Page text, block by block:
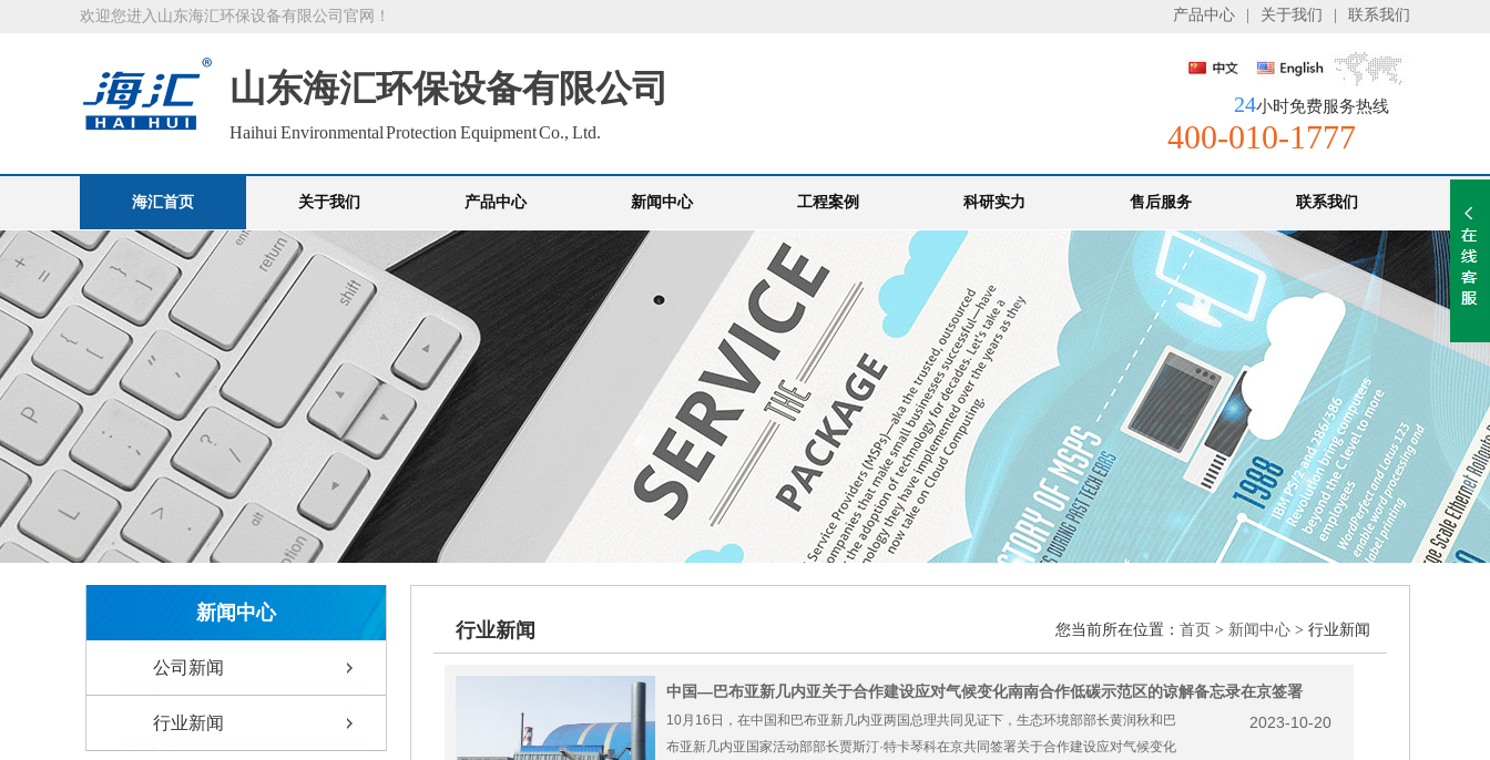
欢迎您进入山东海汇环保设备有限公司官网！ 产品中心 关于我们 联系我们
山东海汇环保设备有限公司
Haihui Environmental Protection Equipment Co., Ltd.
24小时免费服务热线
400-010-1777
海汇首页 关于我们 产品中心 新闻中心 工程案例 科研实力 售后服务 联系我们
新闻中心
公司新闻
行业新闻
行业新闻 您当前所在位置： 首页 > 新闻中心 > 行业新闻
中国—巴布亚新几内亚关于合作建设应对气候变化南南合作低碳示范区的谅解备忘录在京签署
2023-10-20
10月16日，在中国和巴布亚新几内亚两国总理共同见证下，生态环境部部长黄润秋和巴
布亚新几内亚国家活动部部长贾斯汀·特卡琴科在京共同签署关于合作建设应对气候变化